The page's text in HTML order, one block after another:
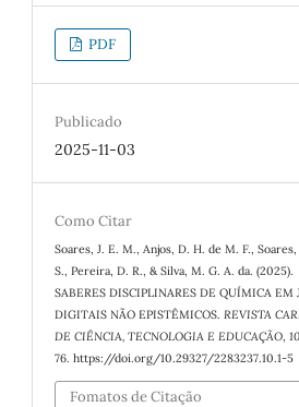
PDF
Publicado
2025-11-03
Como Citar
Soares, J. E. M., Anjos, D. H. de M. F., Soares,
S., Pereira, D. R., & Silva, M. G. A. da. (2025).
SABERES DISCIPLINARES DE QUÍMICA EM
DIGITAIS NÃO EPISTÊMICOS.REVISTA
DE CIÊNCIA, TECNOLOGIA E EDUCAÇÃO,
76. https://doi.org/10.29327/2283237.10.1-5
Fomatos de Citação